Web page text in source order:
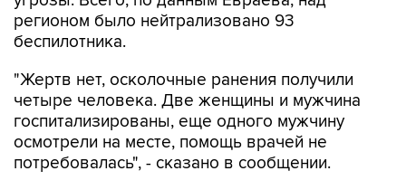
регионом было нейтрализовано 93
беспилотника.
"Жертв нет, осколочные ранения получили
четыре человека. Две женщины и мужчина
госпитализированы, еще одного мужчину
осмотрели на месте, помощь врачей не
потребовалась", - сказано в сообщении.